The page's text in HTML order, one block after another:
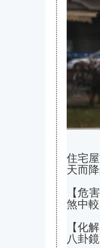
住宅
天而
【危
煞中較
【化
八卦